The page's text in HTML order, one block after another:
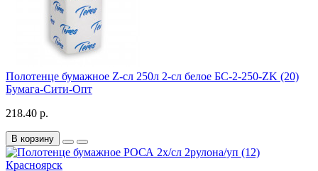
Полотенце бумажное Z-сл 250л 2-сл белое БС-2-250-ZK (20)
Бумага-Сити-Опт
218.40 р.
В корзину